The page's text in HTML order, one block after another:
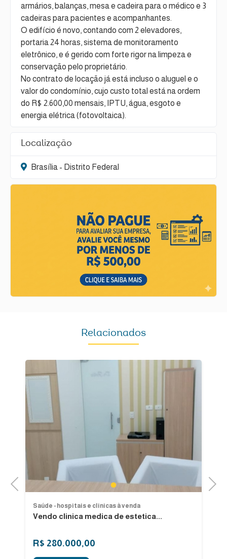
armários, balanças, mesa e cadeira para o médico e 3
cadeiras para pacientes e acompanhantes.
O edifício é novo, contando com 2 elevadores,
portaria 24 horas, sistema de monitoramento
eletrônico, e é gerido com forte rigor na limpeza e
conservação pelo proprietário.
No contrato de locação já está incluso o aluguel e o
valor do condomínio, cujo custo total está na ordem
do R$ 2.600,00 mensais, IPTU, água, esgoto e
energia elétrica (fotovoltaica).
Localização
Brasília - Distrito Federal
Relacionados
Previous 1
Saúde - hospitais e clinicas à venda
Vendo clinica medica de estetica...
R$ 280.000,00
Next